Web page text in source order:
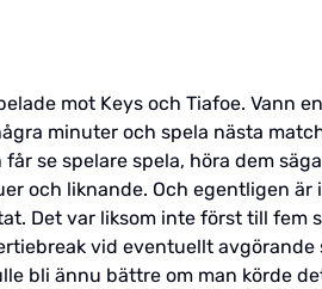
mot Keys och Tiafoe. Vann
minuter och spela nästa
se spelare spela, höra dem
och liknande. Och egentligen
Det var liksom inte först till
vid eventuellt
bli ännu bättre om man körde